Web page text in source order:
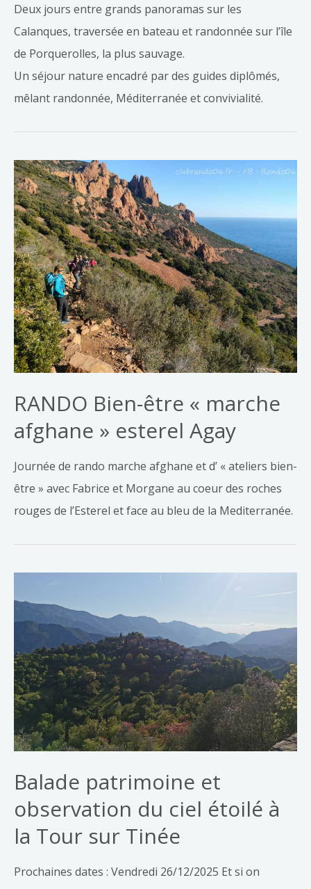
Deux jours entre grands panoramas sur les
Calanques, traversée en bateau et randonnée sur l’île
de Porquerolles, la plus sauvage.
Un séjour nature encadré par des guides diplômés,
mêlant randonnée, Méditerranée et convivialité.
RANDO Bien-être « marche
afghane » esterel Agay
Journée de rando marche afghane et d’ « ateliers bien-
être » avec Fabrice et Morgane au coeur des roches
rouges de l’Esterel et face au bleu de la Mediterranée.
Balade patrimoine et
observation du ciel étoilé à
la Tour sur Tinée
Prochaines dates : Vendredi 26/12/2025 Et si on